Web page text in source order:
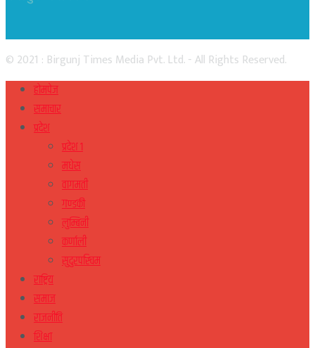
© 2021 : Birgunj Times Media Pvt. Ltd. - All Rights Reserved.
होमपेज
समाचार
प्रदेश
प्रदेश १
मधेस
वागमती
गण्डकी
लुम्बिनी
कर्णाली
सुदुरपस्चिम
राष्ट्रिय
समाज
राजनीति
शिक्षा